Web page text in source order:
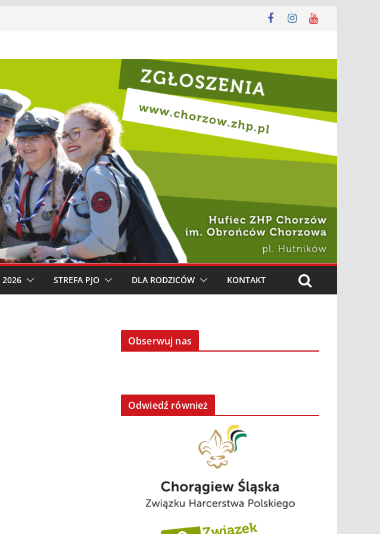
2026 STREFA PJO DLA RODZICÓW KONTAKT
Obserwuj nas
Odwiedź również